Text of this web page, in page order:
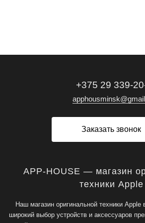
+375 29 339-
Заказать звонок
APP-HOUSE — магазин
техники Apple
Наш магазин оригинальной техники Apple
широкий выбор устройств и аксессуаров